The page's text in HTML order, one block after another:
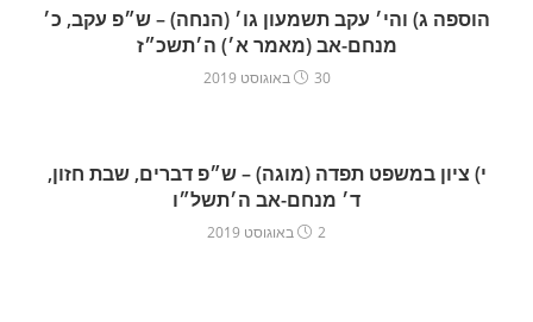
הוספה ג) והי׳ עקב תשמעון גו׳ (הנחה) – ש״פ עקב, כ׳
מנחם-אב (מאמר א׳) ה׳תשכ״ז
30 באוגוסט 2019
י) ציון במשפט תפדה (מוגה) – ש״פ דברים, שבת חזון,
ד׳ מנחם-אב ה׳תשל״ו
2 באוגוסט 2019